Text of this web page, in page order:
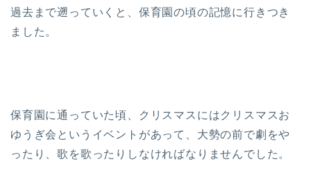
過去まで遡っていくと、保育園の頃の記憶に行きつき
ました。
保育園に通っていた頃、クリスマスにはクリスマスお
ゆうぎ会というイベントがあって、大勢の前で劇をや
ったり、歌を歌ったりしなければなりませんでした。